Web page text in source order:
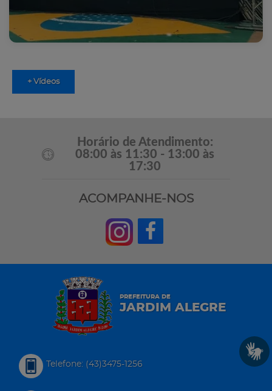
+ Vídeos
Horário de Atendimento:
08:00 às 11:30 - 13:00 às
17:30
ACOMPANHE-NOS
PREFEITURA DE
JARDIM ALEGRE
Telefone: (43)3475-1256